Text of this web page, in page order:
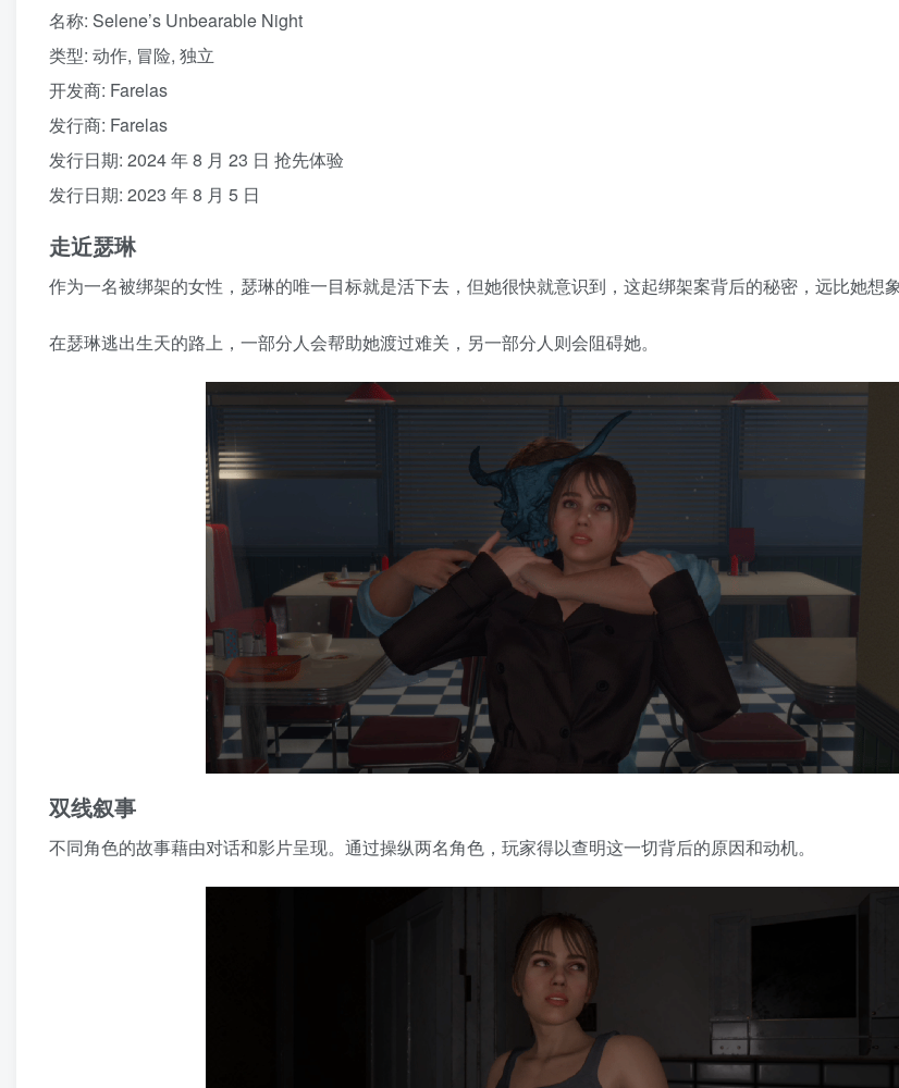
名称: Selene’s Unbearable Night
类型: 动作, 冒险, 独立
开发商: Farelas
发行商: Farelas
发行日期: 2024 年 8 月 23 日 抢先体验
发行日期: 2023 年 8 月 5 日
走近瑟琳
作为一名被绑架的女性，瑟琳的唯一目标就是活下去，但她很快就意识到，这起绑架案背后的秘密，远比她想象
在瑟琳逃出生天的路上，一部分人会帮助她渡过难关，另一部分人则会阻碍她。
双线叙事
不同角色的故事藉由对话和影片呈现。通过操纵两名角色，玩家得以查明这一切背后的原因和动机。